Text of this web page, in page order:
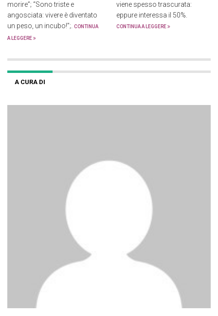
morire”; “Sono triste e
angosciata: vivere è diventato
un peso, un incubo!”;.
CONTINUA
A LEGGERE
viene spesso trascurata:
eppure interessa il 50%.
CONTINUA A LEGGERE
A CURA DI